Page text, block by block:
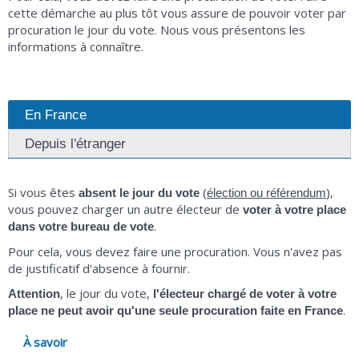
cette démarche au plus tôt vous assure de pouvoir voter par
procuration le jour du vote. Nous vous présentons les
informations à connaître.
En France
Depuis l'étranger
Si vous êtes absent le jour du vote (élection ou référendum),
vous pouvez charger un autre électeur de voter à votre place
dans votre bureau de vote.
Pour cela, vous devez faire une procuration. Vous n'avez pas
de justificatif d'absence à fournir.
Attention, le jour du vote, l'électeur chargé de voter à votre
place ne peut avoir qu'une seule procuration faite en France.
À savoir